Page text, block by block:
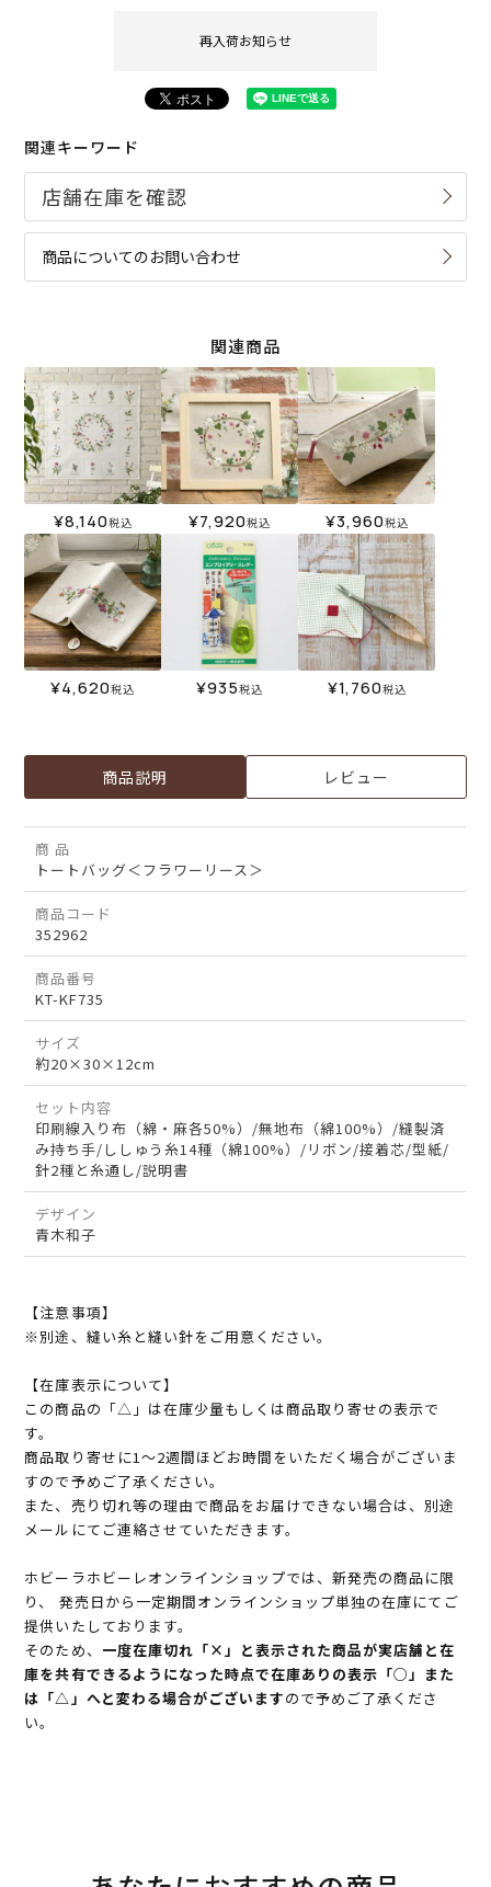
再入荷お知らせ
関連キーワード
商品についてのお問い合わせ
関連商品
¥8,140税込 ¥7,920税込 ¥3,960税込
¥4,620税込 ¥935税込 ¥1,760税込
商品説明 レビュー
商 品
トートバッグ＜フラワーリース＞
商品コード
352962
商品番号
KT-KF735
サイズ
約20×30×12cm
セット内容
印刷線入り布（綿・麻各50%）/無地布（綿100%）/縫製済
み持ち手/ししゅう糸14種（綿100%）/リボン/接着芯/型紙/
針2種と糸通し/説明書
デザイン
青木和子
【注意事項】
※別途、縫い糸と縫い針をご用意ください。
【在庫表示について】
この商品の「△」は在庫少量もしくは商品取り寄せの表示で
す。
商品取り寄せに1～2週間ほどお時間をいただく場合がございま
すので予めご了承ください。
また、売り切れ等の理由で商品をお届けできない場合は、別途
メールにてご連絡させていただきます。
ホビーラホビーレオンラインショップでは、新発売の商品に限
り、 発売日から一定期間オンラインショップ単独の在庫にてご
提供いたしております。
そのため、 一度在庫切れ「×」と表示された商品が実店舗と在
庫を共有できるようになった時点で在庫ありの表示「○」また
は「△」へと変わる場合がございますので予めご了承くださ
い。